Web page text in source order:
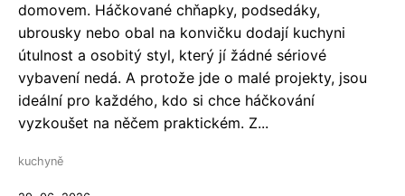
domovem. Háčkované chňapky, podsedáky,
ubrousky nebo obal na konvičku dodají kuchyni
útulnost a osobitý styl, který jí žádné sériové
vybavení nedá. A protože jde o malé projekty, jsou
ideální pro každého, kdo si chce háčkování
vyzkoušet na něčem praktickém. Z...
kuchyně